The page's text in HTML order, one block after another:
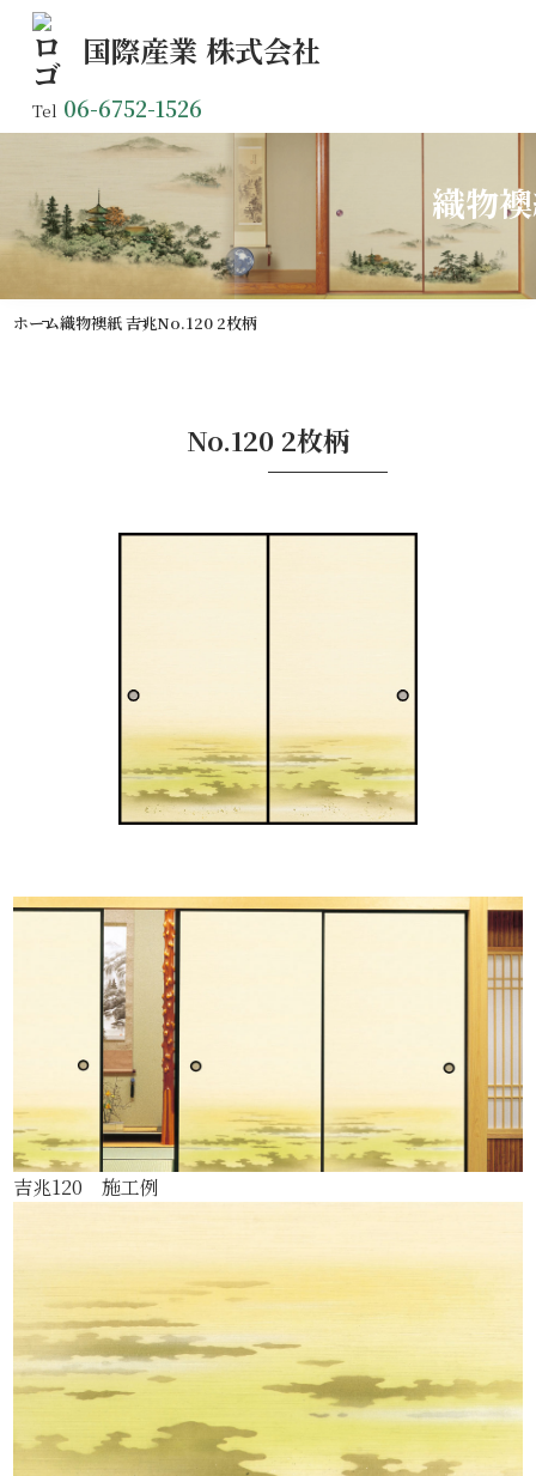
国際産業 株式会社
Tel 06-6752-1526
織物
ホーム織物襖紙 吉兆No.120 2枚柄
No.120 2枚柄
吉兆120 施工例